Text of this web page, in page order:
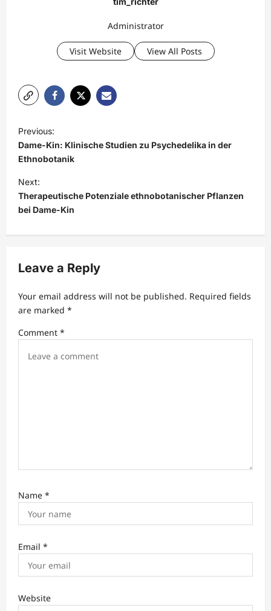
Administrator
Visit Website View All Posts
P
o
s
t
n
a
v
g
a
t
i
Previous:
Dame-Kin: Klinische Studien zu Psychedelika in der
Ethnobotanik
Next:
Therapeutische Potenziale ethnobotanischer Pflanzen
bei Dame-Kin
Leave a Reply
Your email address will not be published. Required fields
are marked *
Comment *
Name *
Email *
Website